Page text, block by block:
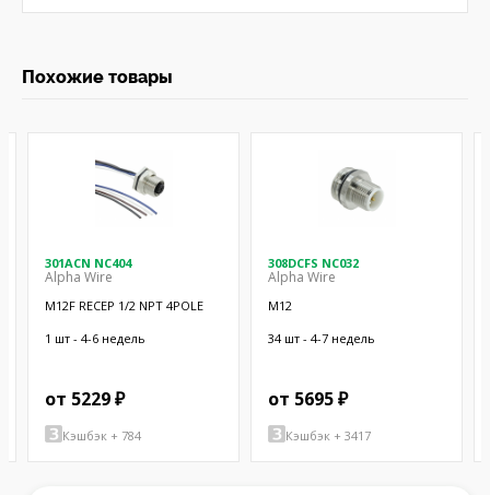
Похожие товары
301ACN NC404
Alpha Wire
M12F RECEP 1/2 NPT 4POLE
1 шт - 4-6 недель
от 5229 ₽
Кэшбэк + 784
308DCFS NC032
Alpha Wire
M12
34 шт - 4-7 недель
от 5695 ₽
Кэшбэк + 3417